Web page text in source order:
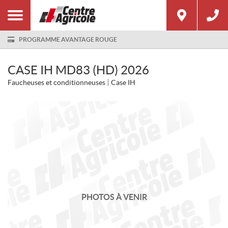
PROGRAMME AVANTAGE ROUGE
CASE IH MD83 (HD) 2026
Faucheuses et conditionneuses Case IH
PHOTOS À VENIR